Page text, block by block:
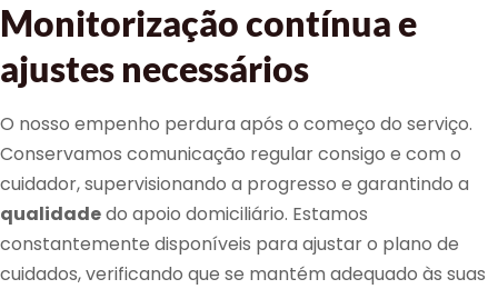
Monitorização contínua e
ajustes necessários
O nosso empenho perdura após o começo do serviço.
Conservamos comunicação regular consigo e com o
cuidador, supervisionando a progresso e garantindo a
qualidadedo apoio domiciliário. Estamos
constantemente disponíveis para ajustar o plano de
cuidados, verificando que se mantém adequado às suas